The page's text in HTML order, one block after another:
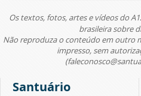
Os textos, fotos, artes e vídeos do
brasileira sobre
Não reproduza o conteúdo em outro
impresso, sem
Santuário